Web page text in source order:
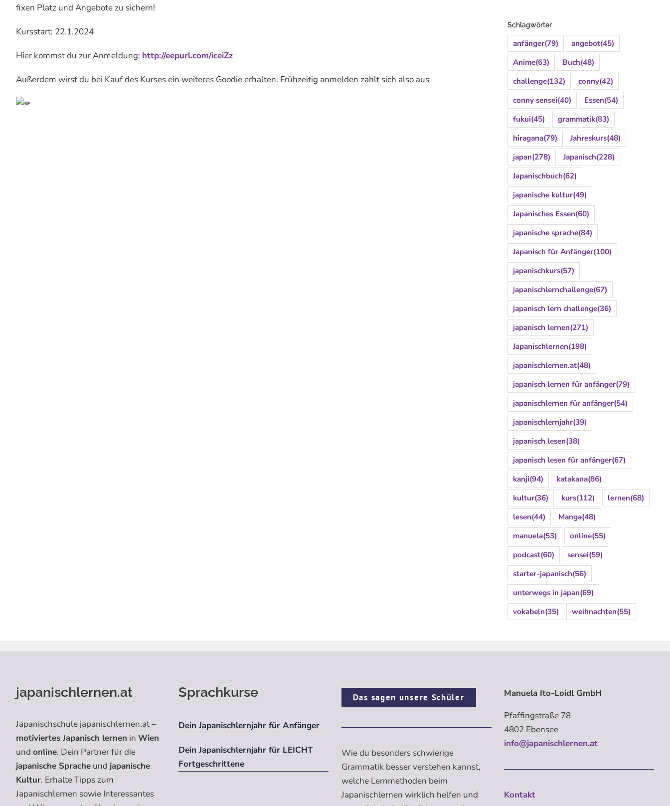
fixen Platz und Angebote zu sichern!
Kursstart: 22.1.2024
Hier kommst du zur Anmeldung: http://eepurl.com/iceiZz
Außerdem wirst du bei Kauf des Kurses ein weiteres Goodie erhalten. Frühzeitig anmelden zahlt sich also aus
Schlagwörter
anfänger(79) angebot(45)
Anime(63) Buch(48)
challenge(132) conny(42)
conny sensei(40) Essen(54)
fukui(45) grammatik(83)
hiragana(79) Jahreskurs(48)
japan(278) Japanisch(228)
Japanischbuch(62)
japanische kultur(49)
Japanisches Essen(60)
japanische sprache(84)
Japanisch für Anfänger(100)
japanischkurs(57)
japanischlernchallenge(67)
japanisch lern challenge(36)
japanisch lernen(271)
Japanischlernen(198)
japanischlernen.at(48)
japanisch lernen für anfänger(79)
japanischlernen für anfänger(54)
japanischlernjahr(39)
japanisch lesen(38)
japanisch lesen für anfänger(67)
kanji(94) katakana(86)
kultur(36) kurs(112) lernen(68)
lesen(44) Manga(48)
manuela(53) online(55)
podcast(60) sensei(59)
starter-japanisch(56)
unterwegs in japan(69)
vokabeln(35) weihnachten(55)
japanischlernen.at
Japanischschule japanischlernen.at –
motiviertes Japanisch lernen in Wien
und online. Dein Partner für die
japanische Spracheund japanische
Kultur. Erhalte Tipps zum
Japanischlernen sowie Interessantes
Sprachkurse
Dein Japanischlernjahr für Anfänger
Dein Japanischlernjahr für LEICHT
Fortgeschrittene
Das sagen unsere Schüler
Wie du besonders schwierige
Grammatik besser verstehen kannst,
welche Lernmethoden beim
Japanischlernen wirklich helfen und
Manuela Ito-Loidl GmbH
Pfaffingstraße 78
4802 Ebensee
info@japanischlernen.at
Kontakt